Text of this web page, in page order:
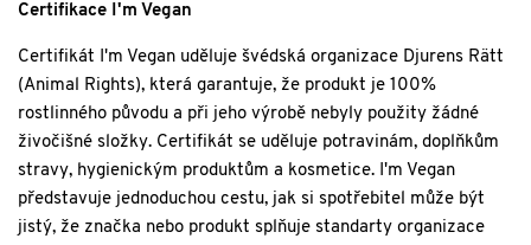
Certifikace I'm Vegan
Certifikát I'm Vegan uděluje švédská organizace Djurens Rätt
(Animal Rights), která garantuje, že produkt je 100%
rostlinného původu a při jeho výrobě nebyly použity žádné
živočišné složky. Certifikát se uděluje potravinám, doplňkům
stravy, hygienickým produktům a kosmetice. I'm Vegan
představuje jednoduchou cestu, jak si spotřebitel může být
jistý, že značka nebo produkt splňuje standarty organizace